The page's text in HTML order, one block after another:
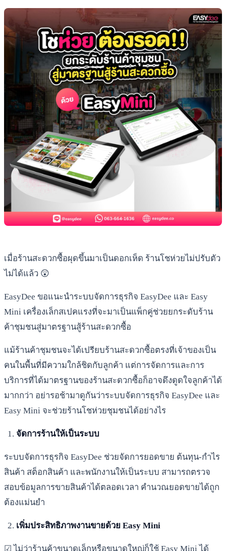
เมื่อร้านสะดวกซื้อผุดขึ้นมาเป็นดอกเห็ด ร้านโชห่วยไม่ปรับตัว
ไม่ได้แล้ว 😲
EasyDee ขอแนะนำระบบจัดการธุรกิจ EasyDee และ Easy
Mini เครื่องเล็กสเปคแรงที่จะมาเป็นแพ็กคู่ช่วยยกระดับร้าน
ค้าชุมชนสู่มาตรฐานสู้ร้านสะดวกซื้อ
แม้ร้านค้าชุมชนจะได้เปรียบร้านสะดวกซื้อตรงที่เจ้าของเป็น
คนในพื้นที่มีความใกล้ชิดกับลูกค้า แต่การจัดการและการ
บริการที่ได้มาตรฐานของร้านสะดวกซื้อก็อาจดึงดูดใจลูกค้าได้
มากกว่า อย่ารอช้ามาดูกันว่าระบบจัดการธุรกิจ EasyDee และ
Easy Mini จะช่วยร้านโชห่วยชุมชนได้อย่างไร
จัดการร้านให้เป็นระบบ
ระบบจัดการธุรกิจ EasyDee ช่วยจัดการยอดขาย ต้นทุน-กำไร
สินค้า สต็อกสินค้า และพนักงานให้เป็นระบบ สามารถตรวจ
สอบข้อมูลการขายสินค้าได้ตลอดเวลา คำนวณยอดขายได้ถูก
ต้องแม่นยำ
เพิ่มประสิทธิภาพงานขายด้วย Easy Mini
☑ ไม่ว่าร้านค้าขนาดเล็กหรือขนาดใหญ่ก็ใช้ Easy Mini ได้